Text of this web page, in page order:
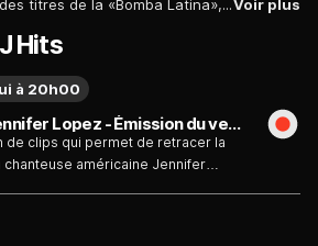
Retour sur le meilleurs des titres de la «Bomba Latina», avec notamment «If You Had my Love», «Jenny From the Block», «On the Floor», «My Love Don't Cost a Thing».Voir plus
Hits
Spéciale Jennifer Lopez - Émission du vendredi 7 août
de clips qui permet de retracer la
chanteuse américaine Jennifer
à 20h00